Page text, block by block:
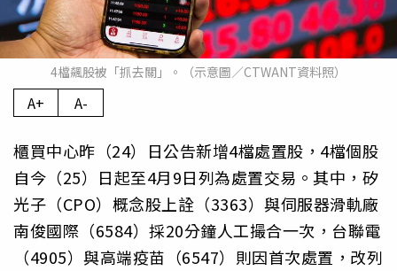
4檔飆股被「抓去關」。（示意圖／CTWANT資料照）
A+ A-
櫃買中心昨（24）日公告新增4檔處置股，4檔個股
自今（25）日起至4月9日列為處置交易。其中，矽
光子（CPO）概念股上詮（3363）與伺服器滑軌廠
南俊國際（6584）採20分鐘人工撮合一次，台聯電
（4905）與高端疫苗（6547）則因首次處置，改列